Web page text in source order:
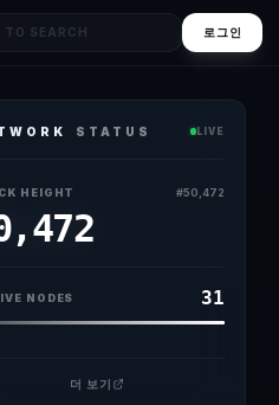
로그인
부도 이달 중 '디지털자산
STATUS LIVE
HEIGHT #50,472
NODES 31
더 보기